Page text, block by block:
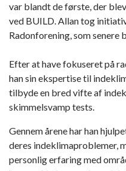
var blandt de første, der
ved BUILD. Allan tog
Radonforening, som senere
Efter at have fokuseret på
han sin ekspertise til
tilbyde en bred vifte af
skimmelsvamp tests.
Gennem årene har han
deres indeklimaproblemer,
personlig erfaring med